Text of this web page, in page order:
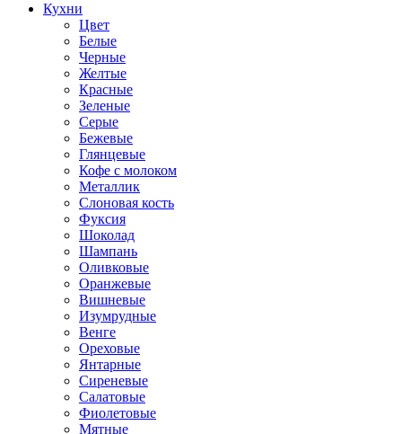
Кухни
Цвет
Белые
Черные
Желтые
Красные
Зеленые
Серые
Бежевые
Глянцевые
Кофе с молоком
Металлик
Слоновая кость
Фуксия
Шоколад
Шампань
Оливковые
Оранжевые
Вишневые
Изумрудные
Венге
Ореховые
Янтарные
Сиреневые
Салатовые
Фиолетовые
Мятные